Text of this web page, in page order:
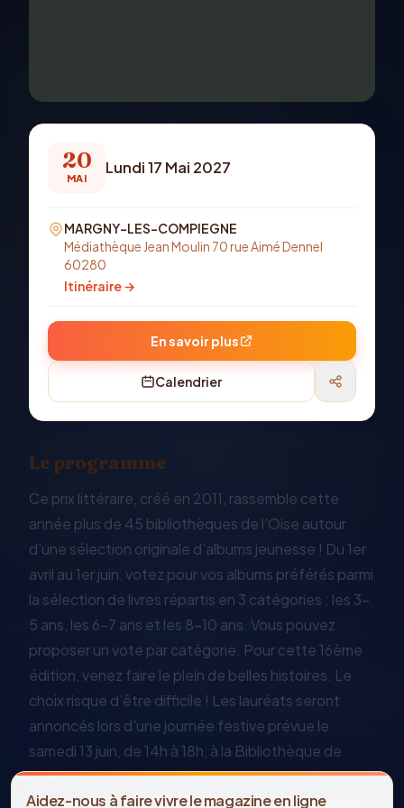
20
MAI
Lundi 17 Mai 2027
MARGNY-LES-COMPIEGNE
Médiathèque Jean Moulin 70 rue Aimé Dennel
60280
Itinéraire →
En savoir plus
Calendrier
Le programme
Ce prix littéraire, créé en 2011, rassemble cette
année plus de 45 bibliothèques de l'Oise autour
d’une sélection originale d’albums jeunesse ! Du 1er
avril au 1er juin, votez pour vos albums préférés parmi
la sélection de livres répartis en 3 catégories : les 3-
5 ans, les 6-7 ans et les 8-10 ans. Vous pouvez
proposer un vote par catégorie. Pour cette 16ème
édition, venez faire le plein de belles histoires. Le
choix risque d’être difficile ! Les lauréats seront
annoncés lors d'une journée festive prévue le
samedi 13 juin, de 14h à 18h, à la Bibliothèque de
Clermont - Place de l'Hôtel de ville.
Aidez-nous à faire vivre le magazine en ligne